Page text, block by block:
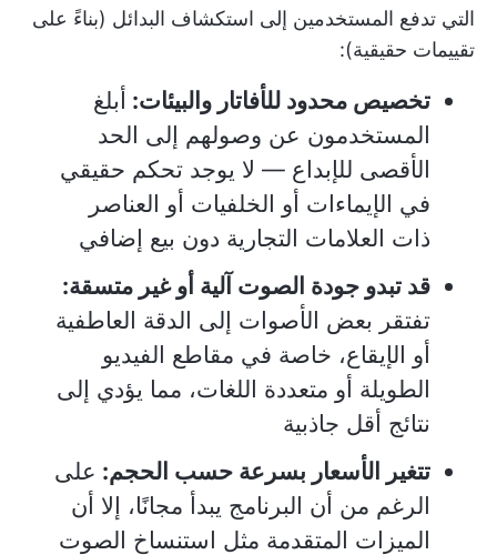
التي تدفع المستخدمين إلى استكشاف البدائل (بناءً على
تقييمات حقيقية):
تخصيص محدود للأفاتار والبيئات: أبلغ
المستخدمون عن وصولهم إلى الحد
الأقصى للإبداع — لا يوجد تحكم حقيقي
في الإيماءات أو الخلفيات أو العناصر
ذات العلامات التجارية دون بيع إضافي
قد تبدو جودة الصوت آلية أو غير متسقة:
تفتقر بعض الأصوات إلى الدقة العاطفية
أو الإيقاع، خاصة في مقاطع الفيديو
الطويلة أو متعددة اللغات، مما يؤدي إلى
نتائج أقل جاذبية
تتغير الأسعار بسرعة حسب الحجم: على
الرغم من أن البرنامج يبدأ مجانًا، إلا أن
الميزات المتقدمة مثل استنساخ الصوت